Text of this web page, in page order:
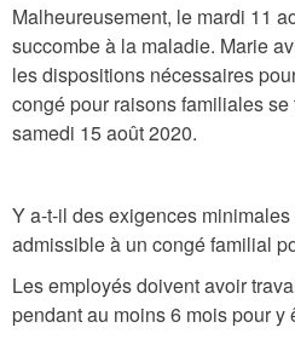
Malheureusement, le mardi 11
succombe à la maladie. Marie
les dispositions nécessaires
congé pour raisons familiales
samedi 15 août 2020.
Y a-t-il des exigences
admissible à un congé familial
Les employés doivent avoir
pendant au moins 6 mois pour y